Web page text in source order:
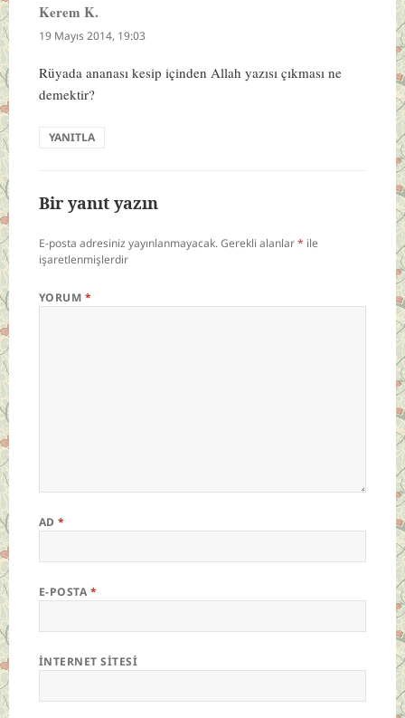
Kerem K.
ki:
19 Mayıs 2014, 19:03
Rüyada ananası kesip içinden Allah yazısı çıkması ne
demektir?
YANITLA
Bir yanıt yazın
E-posta adresiniz yayınlanmayacak.Gerekli alanlar* ile
işaretlenmişlerdir
YORUM *
AD*
E-POSTA *
İNTERNET SITESI